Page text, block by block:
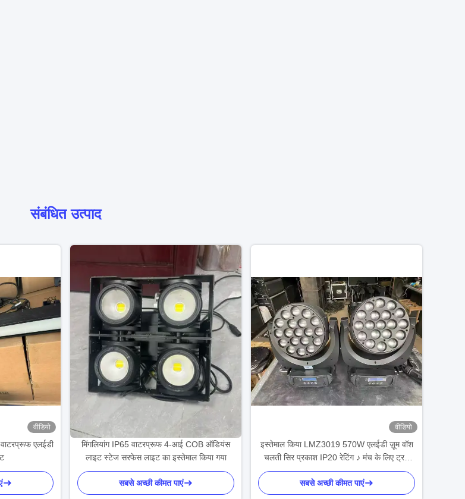
संबंधित उत्पाद
वीडियो
एलईडी
मिंगलियांग IP65 वाटरप्रूफ 4-आई COB ऑडियंस
लाइट स्टेज सरफेस लाइट का इस्तेमाल किया गया
सबसे अच्छी कीमत पाएं
वीडियो
इस्तेमाल किया LMZ3019 570W एलईडी ज़ूम वॉश
चलती सिर प्रकाश IP20 रेटिंग ♪ मंच के लिए ट्रस
प्रकार ऑडियो प्रकाश व्यवस्था एलईडी स्क्रीन के
आपूर्तिकर्ता
सबसे अच्छी कीमत पाएं